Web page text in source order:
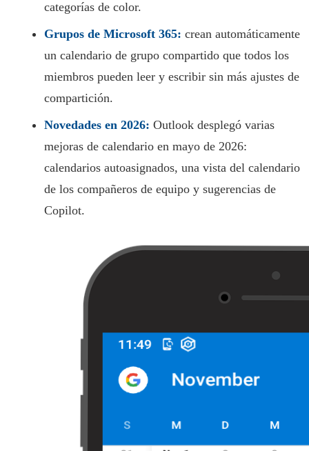
categorías de color.
Grupos de Microsoft 365: crean automáticamente
un calendario de grupo compartido que todos los
miembros pueden leer y escribir sin más ajustes de
compartición.
Novedades en 2026: Outlook desplegó varias
mejoras de calendario en mayo de 2026:
calendarios autoasignados, una vista del calendario
de los compañeros de equipo y sugerencias de
Copilot.